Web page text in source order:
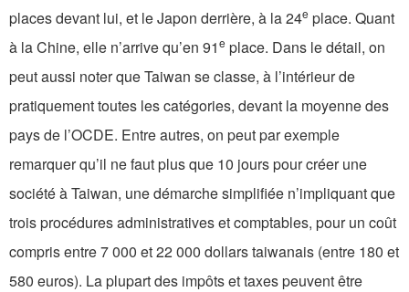
places devant lui, et le Japon derrière, à la 24e place. Quant
à la Chine, elle n’arrive qu’en 91e place. Dans le détail, on
peut aussi noter que Taiwan se classe, à l’intérieur de
pratiquement toutes les catégories, devant la moyenne des
pays de l’OCDE. Entre autres, on peut par exemple
remarquer qu’il ne faut plus que 10 jours pour créer une
société à Taiwan, une démarche simplifiée n’impliquant que
trois procédures administratives et comptables, pour un coût
compris entre 7 000 et 22 000 dollars taiwanais (entre 180 et
580 euros). La plupart des impôts et taxes peuvent être